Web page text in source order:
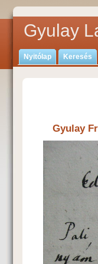
Gyulay
Nyitólap Keresés
Gyulay